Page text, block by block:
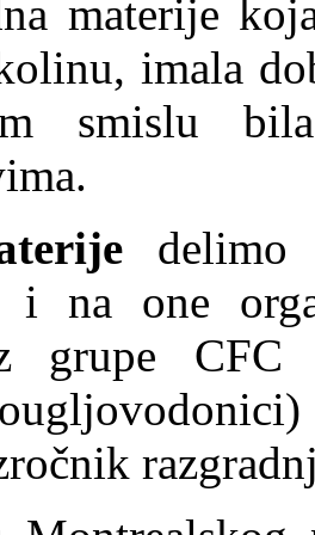
materije
imala
smislu
delimo
i na one
grupe CFC